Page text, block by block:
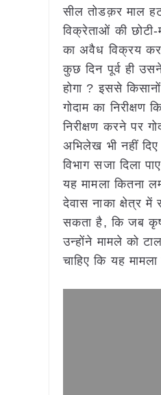
सील तोडक़र माल
विक्रेताओं की
का अवैध विक्रय कर
कुछ दिन पूर्व ही
होगा ? इससे
गोदाम का
निरीक्षण करने पर
अभिलेख भी नहीं
विभाग सजा दिला
यह मामला कितना
देवास नाका क्षेत्र में
सकता है, कि जब
उन्होंने मामले को
चाहिए कि यह